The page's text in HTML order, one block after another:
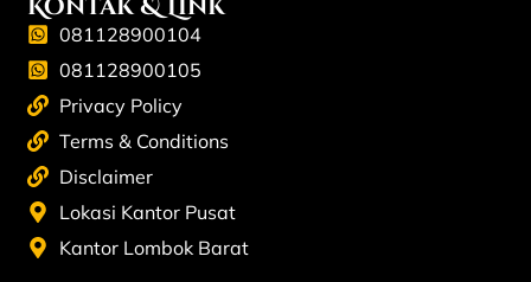
081128900104
081128900105
Privacy Policy
Terms & Conditions
Disclaimer
Lokasi Kantor Pusat
Kantor Lombok Barat